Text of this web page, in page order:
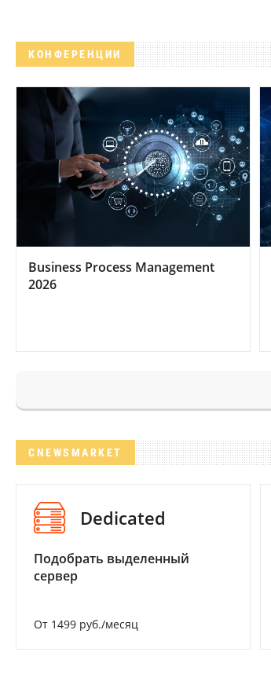
КОНФЕРЕНЦИИ
Business Process Management
2026
CNEWSMARKET
Dedicated
Подобрать выделенный
сервер
От 1499 руб./месяц